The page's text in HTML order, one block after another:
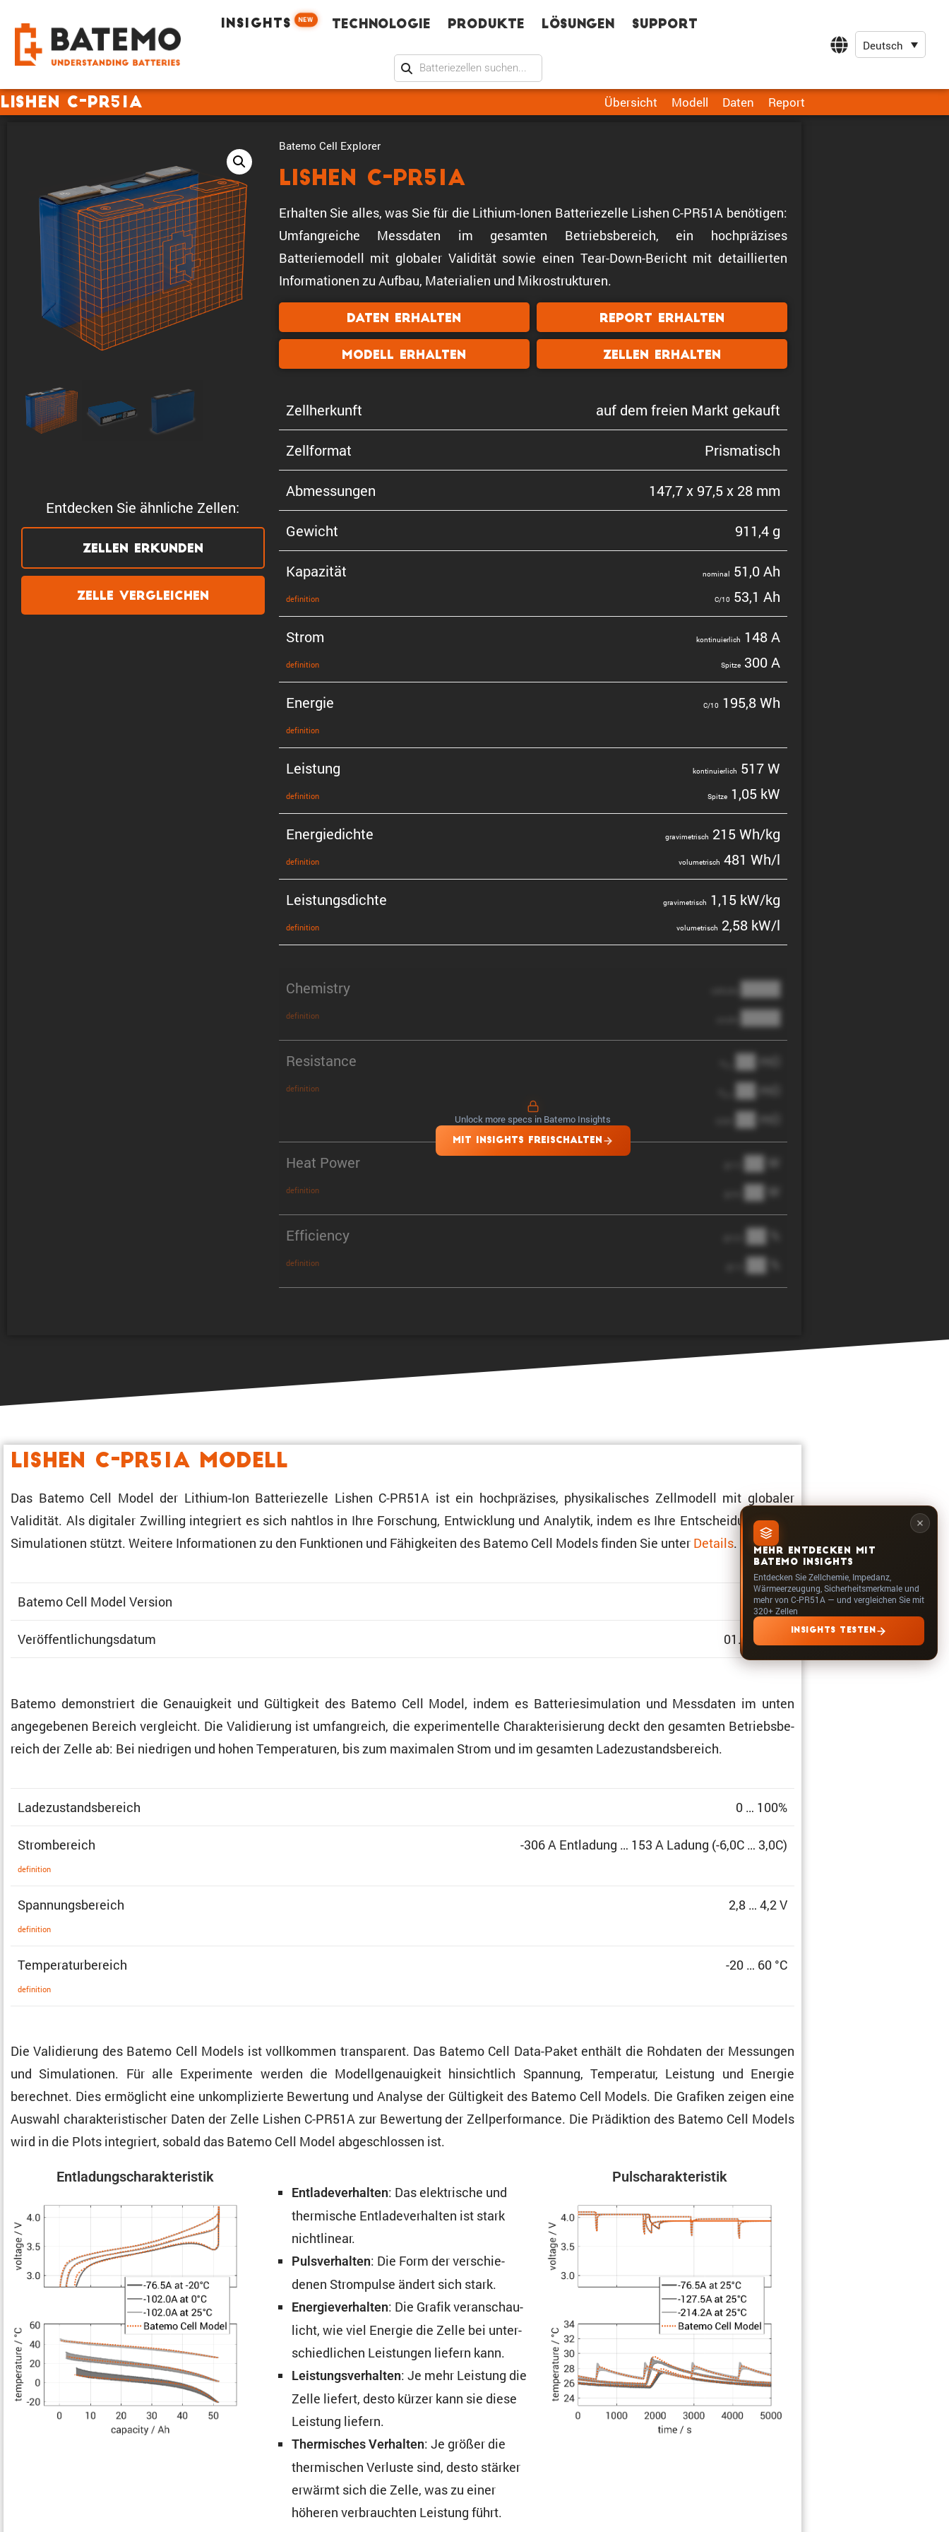
INSIGHTS NEW Technologie Produkte Lösungen Support
Deutsch
Lishen C-PR51A Übersicht Modell Daten Report
Entdecken Sie ähnliche Zellen:
Zellen erkunden
Zelle vergleichen
Batemo Cell Explorer
Lishen C-PR51A
Erhalten Sie alles, was Sie für die Lithium-Ionen Batteriezelle Lishen C-PR51A benötigen:
Umfangreiche Messdaten im gesamten Betriebsbereich, ein hochpräzises
Batteriemodell mit globaler Validität sowie einen Tear-Down-Bericht mit detaillierten
Informationen zu Aufbau, Materialien und Mikrostrukturen.
Daten erhalten Report erhalten
Modell erhalten Zellen erhalten
Zellher­kunft auf dem freien Markt gekauft
Zellformat Prisma­tisch
Abmes­sungen 147,7 x 97,5 x 28 mm
Gewicht 911,4 g
Kapazität
defini­tion
nominal 51,0 Ah
C/10 53,1 Ah
Strom
defini­tion
konti­nu­ier­lich 148 A
Spitze300 A
Energie
defini­tion
C/10 195,8 Wh
Leistung
defini­tion
konti­nu­ier­lich 517 W
Spitze1,05 kW
Energie­dichte
defini­tion
gravi­me­trisch 215 Wh/kg
volume­trisch 481 Wh/l
Leistungs­dichte
defini­tion
gravi­me­trisch 1,15 kW/kg
volume­trisch 2,58 kW/l
Chemistry
definition
████
████
Resistance
definition
██ mΩ
██ mΩ
██ mΩ
Heat Power
definition
██ W
██ W
Efficiency
definition
██ %
██ %
Unlock more specs in Batemo Insights
MIT INSIGHTS FREISCHALTEN
MEHR ENTDECKEN MIT
BATEMO INSIGHTS
Entdecken Sie Zellchemie, Impedanz,
Wärmeerzeugung, Sicherheitsmerkmale und
mehr von C-PR51A — und vergleichen Sie mit
320+ Zellen
INSIGHTS TESTEN
Lishen C-PR51A Modell
Das Batemo Cell Model der Lithium-Ion Batte­rie­zelle Lishen C-PR51A ist ein hochprä­zises, physi­ka­li­sches Zellmo­dell mit globaler
Validität. Als digitaler Zwilling integriert es sich nahtlos in Ihre Forschung, Entwick­lung und Analytik, indem es Ihre Entschei­dungen auf
Simula­tionen stützt. Weitere Infor­ma­tionen zu den Funktionen und Fähig­keiten des Batemo Cell Models finden Sie unter Details.
Batemo Cell Model Version 1.303
Veröf­fent­li­chungs­datum 01.01.2021
Batemo demons­triert die Genau­ig­keit und Gültig­keit des Batemo Cell Model, indem es Batte­rie­si­mu­la­tion und Messdaten im unten
angege­benen Bereich vergleicht. Die Validie­rung ist umfang­reich, die experi­men­telle Charak­te­ri­sie­rung deckt den gesamten Betriebs­be­
reich der Zelle ab: Bei niedrigen und hohen Tempe­ra­turen, bis zum maximalen Strom und im gesamten Ladezustandsbereich.
Ladezu­stands­be­reich 0 … 100%
Strom­be­reich
defini­tion
-306 A Entla­dung … 153 A Ladung (-6,0C … 3,0C)
Spannungs­be­reich
defini­tion
2,8 … 4,2 V
Tempe­ra­tur­be­reich
defini­tion
-20 … 60 °C
Die Validie­rung des Batemo Cell Models ist vollkommen trans­pa­rent. Das Batemo Cell Data-Paket enthält die Rohdaten der Messungen
und Simula­tionen. Für alle Experi­mente werden die Modell­ge­nau­ig­keit hinsicht­lich Spannung, Tempe­ratur, Leistung und Energie
berechnet. Dies ermög­licht eine unkom­pli­zierte Bewer­tung und Analyse der Gültig­keit des Batemo Cell Models. Die Grafiken zeigen eine
Auswahl charak­te­ris­ti­scher Daten der Zelle Lishen C-PR51A zur Bewer­tung der Zellper­for­mance. Die Prädik­tion des Batemo Cell Models
wird in die Plots integriert, sobald das Batemo Cell Model abgeschlossen ist.
Entla­dungs­cha­rak­te­ristik
Entla­de­ver­halten: Das elektri­sche und
thermi­sche Entla­de­ver­halten ist stark
nichtlinear.
Pulsver­halten: Die Form der verschie­
denen Strom­pulse ändert sich stark.
Energie­ver­halten: Die Grafik veran­schau­
licht, wie viel Energie die Zelle bei unter­
schied­li­chen Leistungen liefern kann.
Leistungs­ver­halten: Je mehr Leistung die
Zelle liefert, desto kürzer kann sie diese
Leistung liefern.
Thermi­sches Verhalten: Je größer die
thermi­schen Verluste sind, desto stärker
erwärmt sich die Zelle, was zu einer
höheren verbrauchten Leistung führt.
Pulscha­rak­te­ristik